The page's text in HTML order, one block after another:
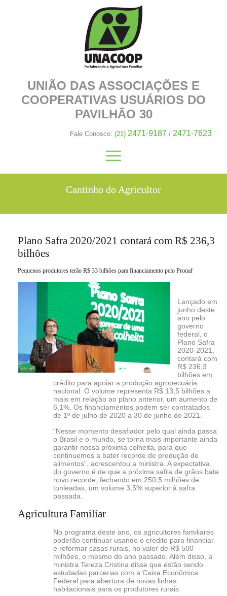
UNIÃO DAS ASSOCIAÇÕES E
COOPERATIVAS USUÁRIOS DO
PAVILHÃO 30
Fale Conosco: (21) 2471-9187 / 2471-7623
Cantinho do Agricultor
Plano Safra 2020/2021 contará com R$ 236,3
bilhões
Pequenos produtores terão R$ 33 bilhões para financiamento pelo Pronaf
Lançado em
junho deste
ano pelo
governo
federal, o
Plano Safra
2020-2021,
contará com
R$ 236,3
bilhões em
crédito para apoiar a produção agropecuária
nacional. O volume representa R$ 13,5 bilhões a
mais em relação ao plano anterior, um aumento de
6,1%. Os financiamentos podem ser contratados
de 1º de julho de 2020 a 30 de junho de 2021.
“Nesse momento desafiador pelo qual ainda passa
o Brasil e o mundo, se torna mais importante ainda
garantir nossa próxima colheita, para que
continuemos a bater recorde de produção de
alimentos”, acrescentou a ministra. A expectativa
do governo é de que a próxima safra de grãos bata
novo recorde, fechando em 250,5 milhões de
tonleadas, um volume 3,5% superior à safra
passada.
Agricultura Familiar
No programa deste ano, os agricultores familiares
poderão continuar usando o crédito para financiar
e reformar casas rurais, no valor de R$ 500
milhões, o mesmo do ano passado. Além disso, a
ministra Tereza Cristina disse que estão sendo
estudadas parcerias com a Caixa Econômica
Federal para abertura de novas linhas
habitacionais para os produtores rurais.